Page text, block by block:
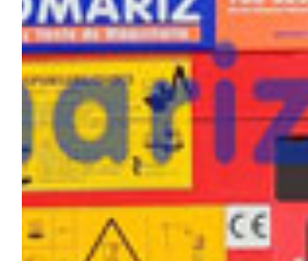
¿Te interesa
esta máquina?
Rellena este formulario y
sobre esta máquina para
directo contigo.
LGMG S0607EII